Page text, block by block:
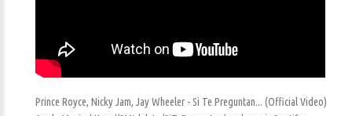
Prince Royce, Nicky Jam, Jay Wheeler - Si Te Preguntan... (Official Video)